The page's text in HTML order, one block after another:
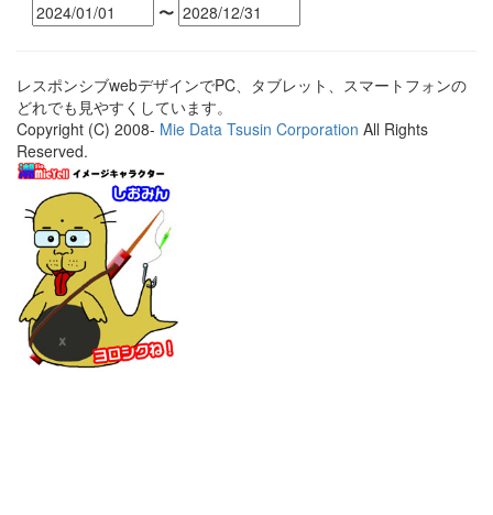
〜
レスポンシブwebデザインでPC、タブレット、スマートフォンの
どれでも見やすくしています。
Copyright (C) 2008- Mie Data Tsusin Corporation All Rights
Reserved.